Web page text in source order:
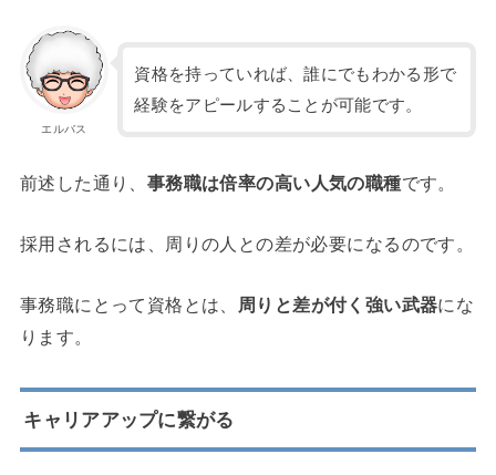
エルバス
資格を持っていれば、誰にでもわかる形で
経験をアピールすることが可能です。
前述した通り、 事務職は倍率の高い人気の職種です。
採用されるには、周りの人との差が必要になるのです。
事務職にとって資格とは、 周りと差が付く強い武器にな
ります。
キャリアアップに繋がる